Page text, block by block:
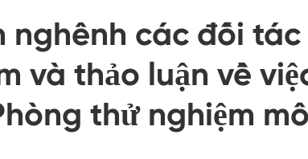
Buồng rung
Buồng thử
Buồng độ ẩm
nghênh các đối
và thảo luận về
thử nghiệm